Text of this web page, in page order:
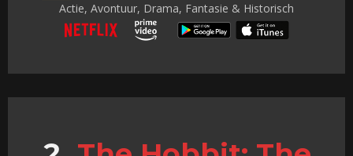
Actie, Avontuur, Drama, Fantasie & Historisch